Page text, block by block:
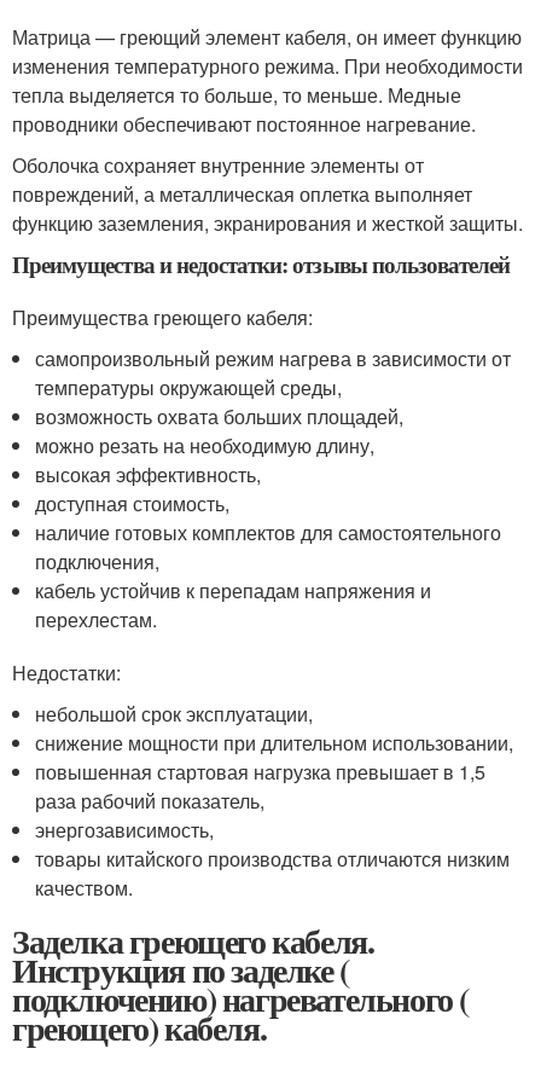
Матрица — греющий элемент кабеля, он имеет функцию
изменения температурного режима. При необходимости
тепла выделяется то больше, то меньше. Медные
проводники обеспечивают постоянное нагревание.
Оболочка сохраняет внутренние элементы от
повреждений, а металлическая оплетка выполняет
функцию заземления, экранирования и жесткой защиты.
Преимущества и недостатки: отзывы пользователей
Преимущества греющего кабеля:
самопроизвольный режим нагрева в зависимости от
температуры окружающей среды,
возможность охвата больших площадей,
можно резать на необходимую длину,
высокая эффективность,
доступная стоимость,
наличие готовых комплектов для самостоятельного
подключения,
кабель устойчив к перепадам напряжения и
перехлестам.
Недостатки:
небольшой срок эксплуатации,
снижение мощности при длительном использовании,
повышенная стартовая нагрузка превышает в 1,5
раза рабочий показатель,
энергозависимость,
товары китайского производства отличаются низким
качеством.
Заделка греющего кабеля.
Инструкция по заделке (
подключению) нагревательного (
греющего) кабеля.